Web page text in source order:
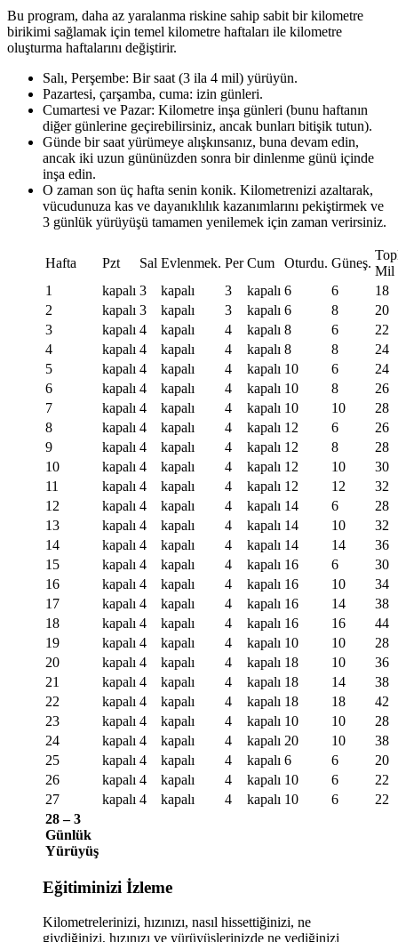
Bu program, daha az yaralanma riskine sahip sabit bir kilometre
birikimi sağlamak için temel kilometre haftaları ile kilometre
oluşturma haftalarını değiştirir.
Salı, Perşembe: Bir saat (3 ila 4 mil) yürüyün.
Pazartesi, çarşamba, cuma: izin günleri.
Cumartesi ve Pazar: Kilometre inşa günleri (bunu haftanın
diğer günlerine geçirebilirsiniz, ancak bunları bitişik tutun).
Günde bir saat yürümeye alışkınsanız, buna devam edin,
ancak iki uzun gününüzden sonra bir dinlenme günü içinde
inşa edin.
O zaman son üç hafta senin konik. Kilometrenizi azaltarak,
vücudunuza kas ve dayanıklılık kazanımlarını pekiştirmek ve
3 günlük yürüyüşü tamamen yenilemek için zaman verirsiniz.
Hafta Pzt Sal Evlenmek. Per Cum Oturdu. Güneş.
Mil
1
kapalı 3 kapalı 3 kapalı 6 6
18
2
kapalı 3 kapalı 3 kapalı 6 8
20
3
kapalı 4 kapalı 4 kapalı 8 6
22
4
kapalı 4 kapalı 4 kapalı 8 8
24
5
kapalı 4 kapalı 4 kapalı 10 6
24
6
kapalı 4 kapalı 4 kapalı 10 8
26
7
kapalı 4 kapalı 4 kapalı 10 10
28
8
kapalı 4 kapalı 4 kapalı 12 6
26
9
kapalı 4 kapalı 4 kapalı 12 8
28
10
kapalı 4 kapalı 4 kapalı 12 10
30
11
kapalı 4 kapalı 4 kapalı 12 12
32
12
kapalı 4 kapalı 4 kapalı 14 6
28
13
kapalı 4 kapalı 4 kapalı 14 10
32
14
kapalı 4 kapalı 4 kapalı 14 14
36
15
kapalı 4 kapalı 4 kapalı 16 6
30
16
kapalı 4 kapalı 4 kapalı 16 10
34
17
kapalı 4 kapalı 4 kapalı 16 14
38
18
kapalı 4 kapalı 4 kapalı 16 16
44
19
kapalı 4 kapalı 4 kapalı 10 10
28
20
kapalı 4 kapalı 4 kapalı 18 10
36
21
kapalı 4 kapalı 4 kapalı 18 14
38
22
kapalı 4 kapalı 4 kapalı 18 18
42
23
kapalı 4 kapalı 4 kapalı 10 10
28
24
kapalı 4 kapalı 4 kapalı 20 10
38
25
kapalı 4 kapalı 4 kapalı 6 6
20
26
kapalı 4 kapalı 4 kapalı 10 6
22
27
kapalı 4 kapalı 4 kapalı 10 6
22
28 – 3
Günlük
Yürüyüş
Eğitiminizi İzleme
Kilometrelerinizi, hızınızı, nasıl hissettiğinizi, ne
giydiğinizi, hızınızı ve yürüyüşlerinizde ne yediğinizi